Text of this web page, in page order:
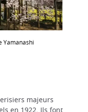
Yamanashi
majeurs
en 1922. Ils font